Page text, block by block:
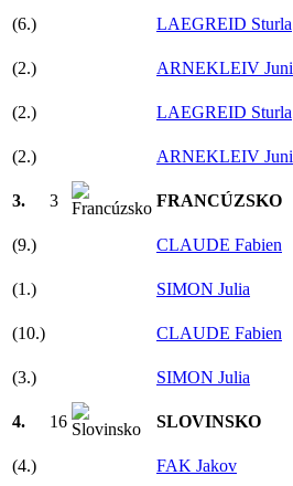
(6.)
LAEGREID Sturla
(2.) ARNEKLEIV Juni
(2.) LAEGREID Sturla
(2.) ARNEKLEIV Juni
3. 3 FRANCÚZSKO
(9.) CLAUDE Fabien
(1.) SIMON Julia
(10.) CLAUDE Fabien
(3.) SIMON Julia
4. 16 SLOVINSKO
(4.) FAK Jakov